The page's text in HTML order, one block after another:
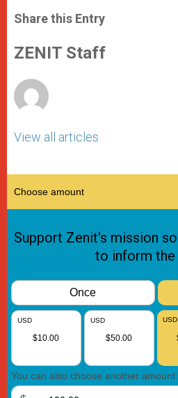
t
s
p
p
s
e
g
e
e
b
o
k
Share this Entry
ZENIT Staff
View all articles